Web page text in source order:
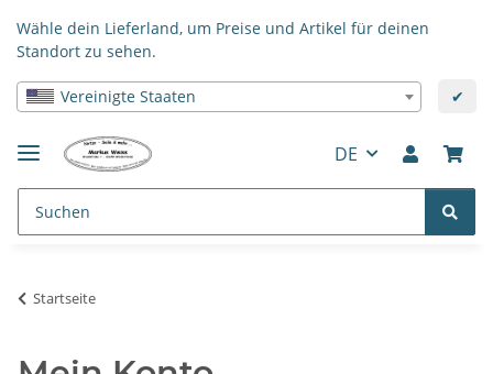
Wähle dein Lieferland, um Preise und Artikel für deinen
Standort zu sehen.
Vereinigte Staaten ✔
DE
Startseite